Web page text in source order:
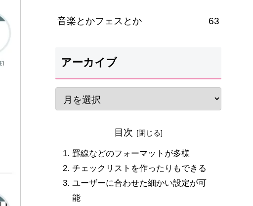
音楽とかフェスとか 63
アーカイブ
目次
罫線などのフォーマットが多様
チェックリストを作ったりもできる
ユーザーに合わせた細かい設定が可
能